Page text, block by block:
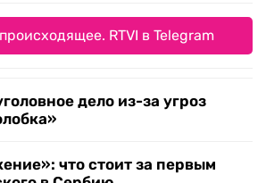
RTVI в Telegram
дело из-за угроз
что стоит за первым